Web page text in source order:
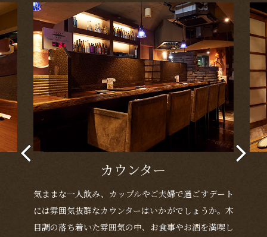
カウンター
気ままな一人飲み、カップルやご夫婦で過ごすデート
には雰囲気抜群なカウンターはいかがでしょうか。木
目調の落ち着いた雰囲気の中、お食事やお酒を満喫し